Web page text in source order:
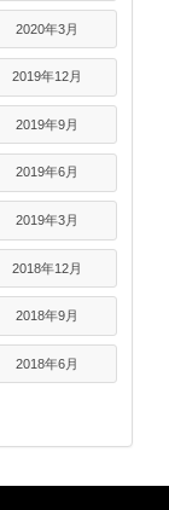
2020年3月
2019年12月
2019年9月
2019年6月
2019年3月
2018年12月
2018年9月
2018年6月